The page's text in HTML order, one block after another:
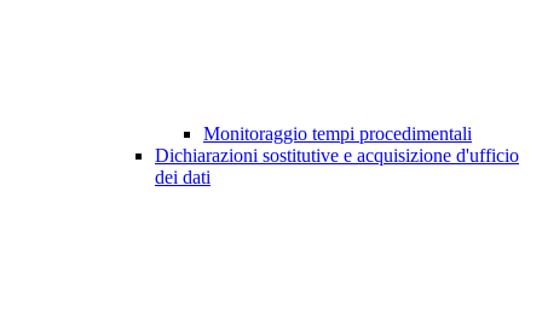
Monitoraggio tempi procedimentali
Dichiarazioni sostitutive e acquisizione d'ufficio
dei dati